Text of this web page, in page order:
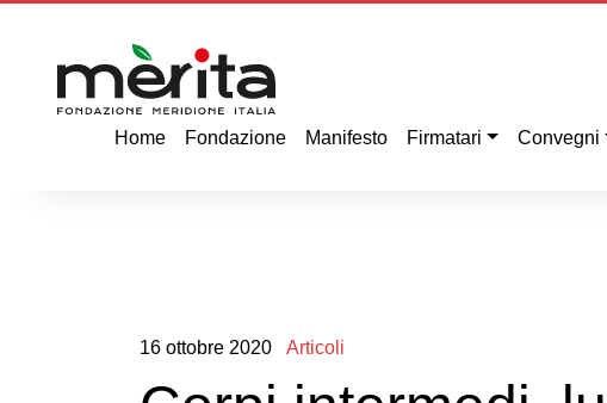
Home Fondazione Manifesto Firmatari Convegni
16 ottobre 2020 Articoli